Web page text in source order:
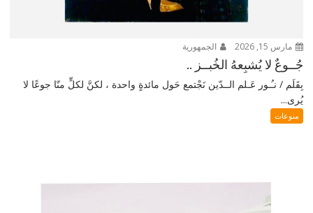
مارس 15, 2026 الجمهورية
جُــوعٌ لا يُشبِعهُ الخُبــز ..
بِقَلَم / نـُـور عَـلم الــدّين نَجْتمع حَول مائدةٍ واحدة ، لكنَّ لكلٍّ منّا جوعًا لا
يُرى...
منوعات